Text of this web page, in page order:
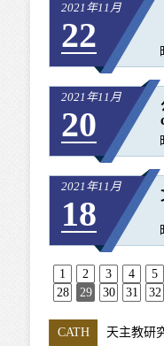
2021年11月
22
2021年11月
20
2021年11月
18
1 2 3 4 5
28
29 30 31 32
CATH 天主教研